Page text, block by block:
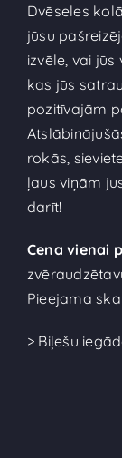
Dvēseles
jūsu
izvēle, vai
kas jūs
pozitīvajām
rokās,
ļaus viņām
darīt!
Cena vienai
Pieejama
> Biļešu